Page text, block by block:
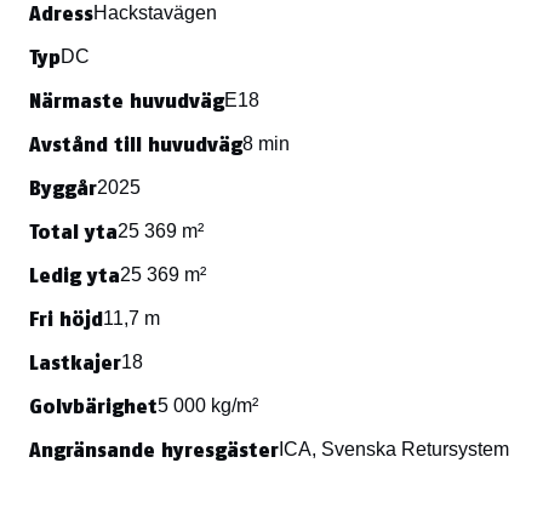
AdressHackstavägen
TypDC
Närmaste huvudvägE18
Avstånd till huvudväg8 min
Byggår2025
Total yta25 369 m²
Ledig yta25 369 m²
Fri höjd11,7 m
Lastkajer18
Golvbärighet5 000 kg/m²
Angränsande hyresgäster ICA, Svenska Retursystem